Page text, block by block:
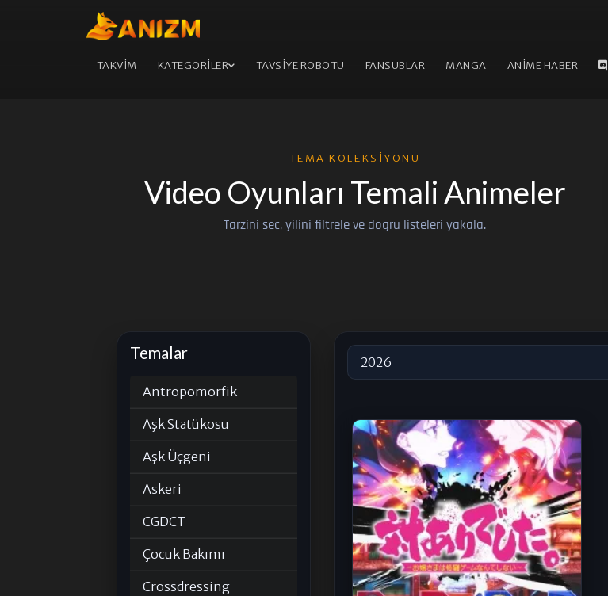
TAKVİM KATEGORİLER TAVSİYE ROBOTU FANSUBLAR MANGA ANİME HABER
TEMA KOLEKSIYONU
Video Oyunları Temali Animeler
Tarzini sec, yilini filtrele ve dogru listeleri yakala.
Temalar
Antropomorfik
Aşk Statükosu
Aşk Üçgeni
Askeri
CGDCT
Çocuk Bakımı
Crossdressing
2026